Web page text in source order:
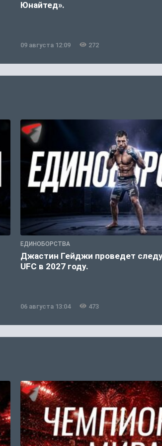
Юнайтед».
09 августа 12:09 272
ЕДИНОБОРСТВА
Джастин Гейджи проведет
UFC в 2027 году.
06 августа 13:04 473